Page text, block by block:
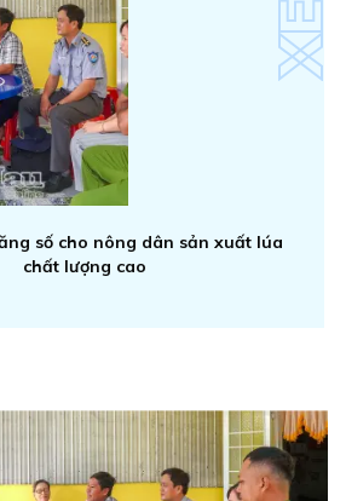
số cho nông dân sản xuất lúa
chất lượng cao